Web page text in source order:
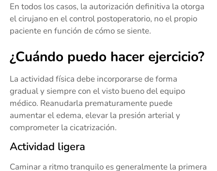
En todos los casos, la autorización definitiva la otorga
el cirujano en el control postoperatorio, no el propio
paciente en función de cómo se siente.
¿Cuándo puedo hacer ejercicio?
La actividad física debe incorporarse de forma
gradual y siempre con el visto bueno del equipo
médico. Reanudarla prematuramente puede
aumentar el edema, elevar la presión arterial y
comprometer la cicatrización.
Actividad ligera
Caminar a ritmo tranquilo es generalmente la primera